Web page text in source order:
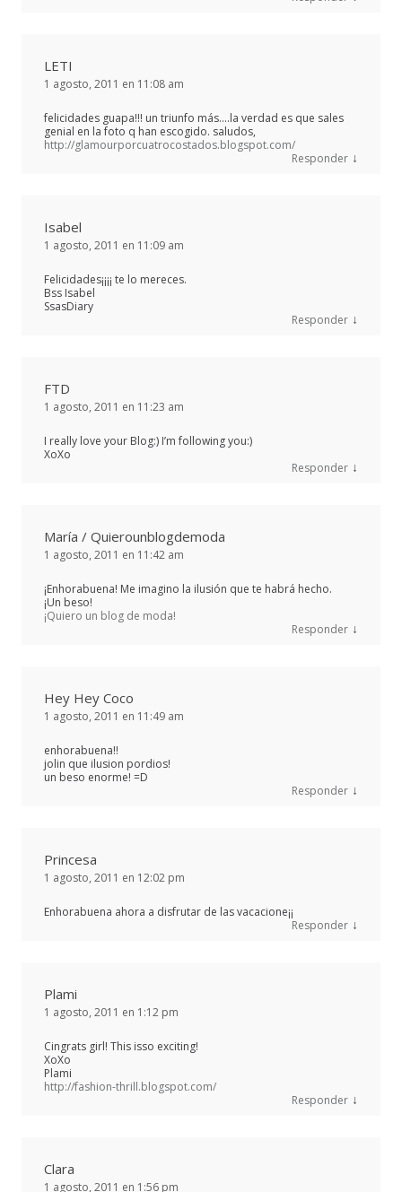
LETI
1 agosto, 2011 en 11:08 am
felicidades guapa!!! un triunfo más….la verdad es que sales
genial en la foto q han escogido. saludos,
http://glamourporcuatrocostados.blogspot.com/
Responder ↓
Isabel
1 agosto, 2011 en 11:09 am
Felicidades¡¡¡¡ te lo mereces.
Bss Isabel
SsasDiary
Responder ↓
FTD
1 agosto, 2011 en 11:23 am
I really love your Blog:) I’m following you:)
XoXo
Responder ↓
María / Quierounblogdemoda
1 agosto, 2011 en 11:42 am
¡Enhorabuena! Me imagino la ilusión que te habrá hecho.
¡Un beso!
¡Quiero un blog de moda!
Responder ↓
Hey Hey Coco
1 agosto, 2011 en 11:49 am
enhorabuena!!
jolin que ilusion pordios!
un beso enorme! =D
Responder ↓
Princesa
1 agosto, 2011 en 12:02 pm
Enhorabuena ahora a disfrutar de las vacacione¡¡
Responder ↓
Plami
1 agosto, 2011 en 1:12 pm
Cingrats girl! This isso exciting!
XoXo
Plami
http://fashion-thrill.blogspot.com/
Responder ↓
Clara
1 agosto, 2011 en 1:56 pm